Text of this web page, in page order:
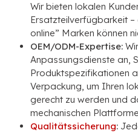
Wir bieten lokalen
Ersatzteilverfügbarkeit –
online” Marken können
OEM/ODM-Expertise:
Anpassungsdienste an,
Produktspezifikationen
Verpackung, um Ihren
gerecht zu werden und
mechanischen
Qualitätssicherung: